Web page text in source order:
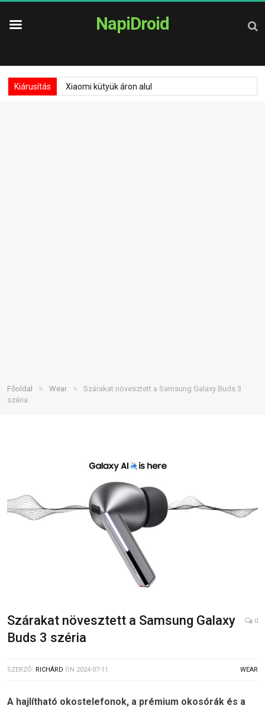
NapiDroid
Kiárusítás Xiaomi kütyük áron alul
Főoldal » Wear »
Szárakat növesztett a Samsung Galaxy Buds 3
széria
Szárakat növesztett a Samsung Galaxy
Buds 3 széria
0
SZERZŐ: RICHÁRD ON 2024-07-11 WEAR
A hajlítható okostelefonok, a prémium okosórák és a